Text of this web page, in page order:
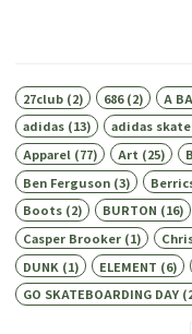
27club(2) 686(2) A
adidas(13) adidas
Apparel (77) Art (25)
Ben Ferguson(3)
Boots(2) BURTON (16)
Casper Brooker(1)
DUNK (1) ELEMENT (6)
GO SKATEBOARDING DAY